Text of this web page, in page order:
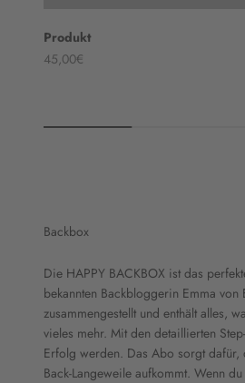
Produkt
45,00€
Backbox
Die HAPPY BACKBOX ist das
bekannten Backbloggerin Emma
zusammengestellt und enthält alles,
vieles mehr. Mit den detaillierten
Erfolg werden. Das Abo sorgt dafür,
Back-Langeweile aufkommt. Wenn